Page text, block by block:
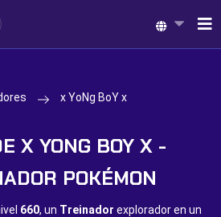
x YoNg BoY x
X YONG BOY X -
POKÉMON
660, un Treinador explorador en un